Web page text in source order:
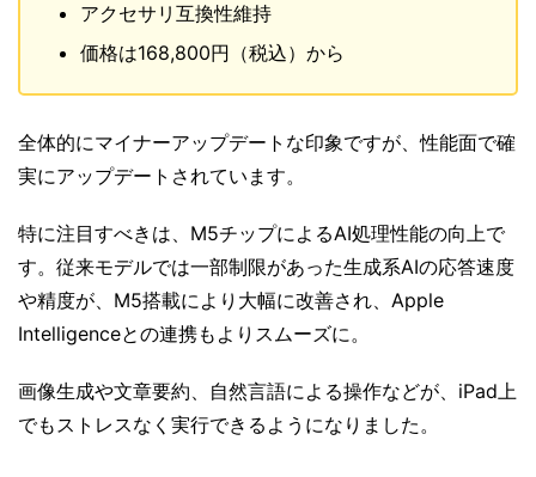
アクセサリ互換性維持
価格は168,800円（税込） から
全体的にマイナーアップデートな印象ですが、性能面で確
実にアップデートされています。
特に注目すべきは、M5チップによるAI処理性能の向上で
す。従来モデルでは一部制限があった生成系AIの応答速度
や精度が、M5搭載により大幅に改善され、Apple
Intelligenceとの連携もよりスムーズに。
画像生成や文章要約、自然言語による操作などが、iPad上
でもストレスなく実行できるようになりました。